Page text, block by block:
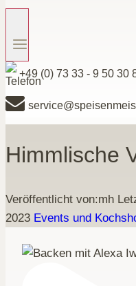
+49 (0) 73 33 - 9 50 30
Himmlische
Veröffentlicht von:mh
2023 Events und